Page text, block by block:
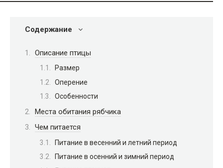
Содержание
Описание птицы
Размер
Оперение
Особенности
Места обитания рябчика
Чем питается
Питание в весенний и летний период
Питание в осенний и зимний период